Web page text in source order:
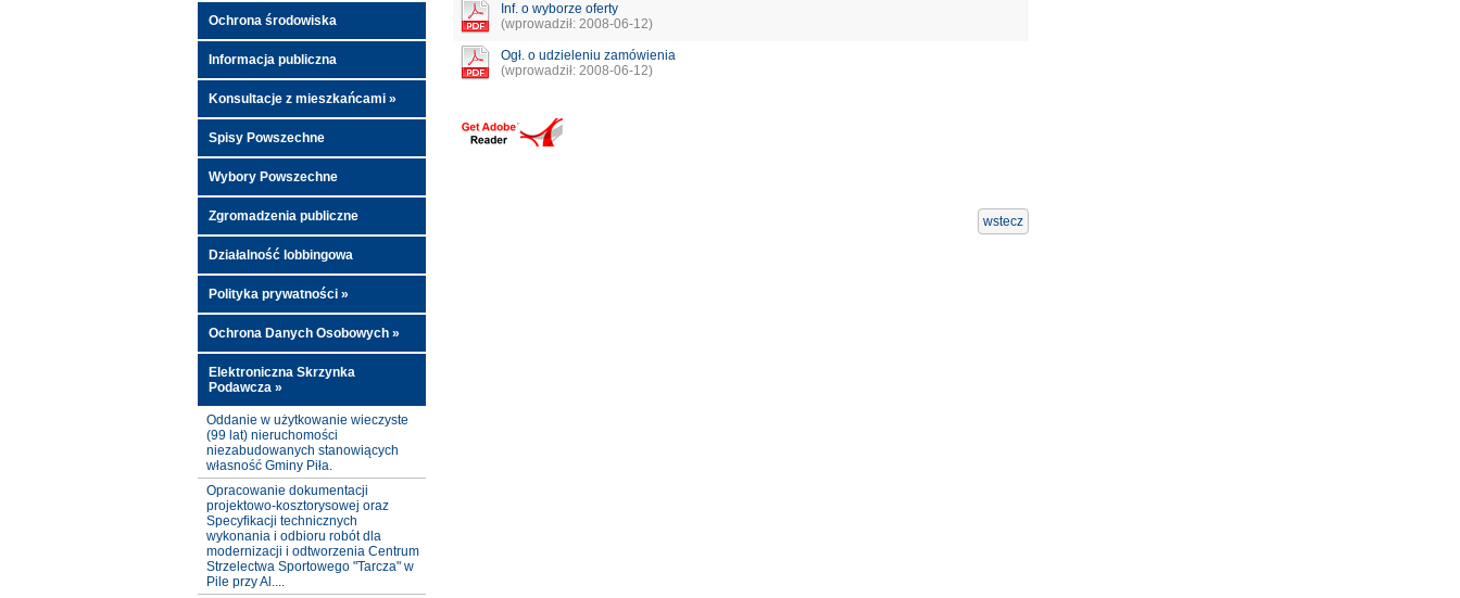
Ochrona środowiska
Informacja publiczna
Konsultacje z mieszkańcami »
Spisy Powszechne
Wybory Powszechne
Zgromadzenia publiczne
Działalność lobbingowa
Polityka prywatności »
Ochrona Danych Osobowych »
Elektroniczna Skrzynka
Podawcza »
Oddanie w użytkowanie wieczyste
(99 lat) nieruchomości
niezabudowanych stanowiących
własność Gminy Piła.
Opracowanie dokumentacji
projektowo-kosztorysowej oraz
Specyfikacji technicznych
wykonania i odbioru robót dla
modernizacji i odtworzenia Centrum
Strzelectwa Sportowego "Tarcza" w
Pile przy Al....
Inf. o wyborze oferty
(wprowadził: 2008-06-12)
Ogł. o udzieleniu zamówienia
(wprowadził: 2008-06-12)
wstecz